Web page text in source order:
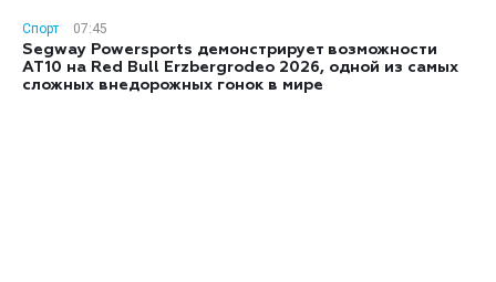
Спорт
07:45
Segway Powersports демонстрирует возможности
AT10 на Red Bull Erzbergrodeo 2026, одной из самых
сложных внедорожных гонок в мире